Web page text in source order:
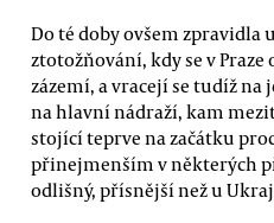
Do té doby ovšem
ztotožňování, kdy se v
zázemí, a vracejí se tudíž
na hlavní nádraží, kam
stojící teprve na začátku
přinejmenším v některých
odlišný, přísnější než u